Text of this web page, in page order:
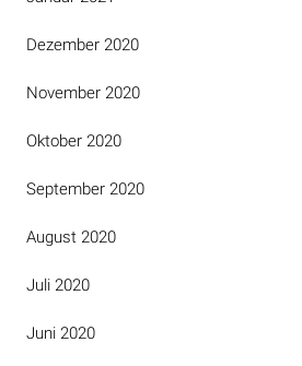
Dezember 2020
November 2020
Oktober 2020
September 2020
August 2020
Juli 2020
Juni 2020